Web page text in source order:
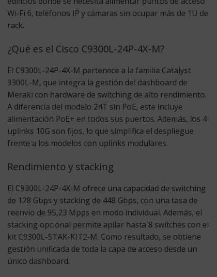
Wi-Fi 6, teléfonos IP y cámaras sin ocupar más de 1U de
rack.
¿Qué es el Cisco C9300L-24P-4X-M?
El C9300L-24P-4X-M pertenece a la familia Catalyst
9300L-M, que integra la gestión del dashboard de
Meraki con hardware de switching de alto rendimiento.
A diferencia del modelo 24T sin PoE, este incluye
alimentación PoE+ en todos sus puertos. Además, los 4
uplinks 10G son fijos, lo que simplifica el despliegue
frente a los modelos con uplinks modulares.
Rendimiento y stacking
El C9300L-24P-4X-M ofrece una capacidad de switching
de 128 Gbps y stacking de 448 Gbps, con una tasa de
reenvío de 95,23 Mpps en modo individual. Además, el
stacking opcional permite apilar hasta 8 switches con el
kit C9300L-STAK-KIT2-M. Como resultado, se obtiene
gestión unificada de toda la capa de acceso desde un
único dashboard.